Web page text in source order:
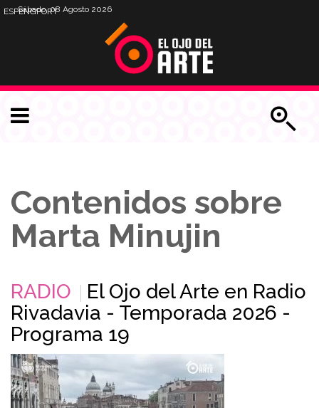
Sábado, 08 Agosto 2026
ESPENGPORT
Contenidos sobre
Marta Minujin
RADIO
El Ojo del Arte en Radio
Rivadavia - Temporada 2026 -
Programa 19